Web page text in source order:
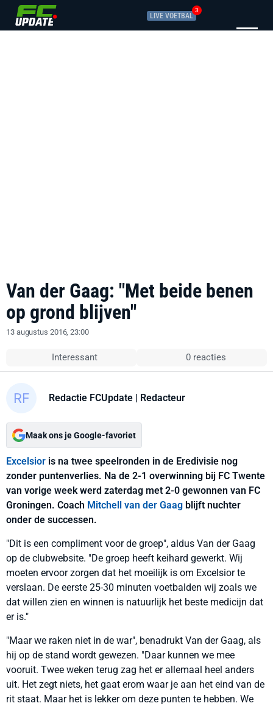
LIVE VOETBAL
3
Van der Gaag: "Met beide benen
op grond blijven"
13 augustus 2016, 23:00
Interessant 0 reacties
Redactie FCUpdate | Redacteur
Maak ons je Google-favoriet
Excelsior is na twee speelronden in de Eredivisie nog
zonder puntenverlies. Na de 2-1 overwinning bij FC Twente
van vorige week werd zaterdag met 2-0 gewonnen van FC
Groningen. Coach Mitchell van der Gaag blijft nuchter
onder de successen.
"Dit is een compliment voor de groep", aldus Van der Gaag
op de clubwebsite. "De groep heeft keihard gewerkt. Wij
moeten ervoor zorgen dat het moeilijk is om Excelsior te
verslaan. De eerste 25-30 minuten voetbalden wij zoals we
dat willen zien en winnen is natuurlijk het beste medicijn dat
er is."
"Maar we raken niet in de war", benadrukt Van der Gaag, als
hij op de stand wordt gewezen. "Daar kunnen we mee
vooruit. Twee weken terug zag het er allemaal heel anders
uit. Het zegt niets, het gaat erom waar je aan het eind van de
rit staat. Maar het is lekker om deze punten te hebben. We